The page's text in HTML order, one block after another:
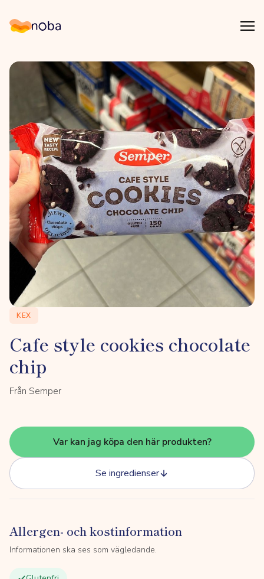
Noba
KEX
Cafe style cookies chocolate
chip
Från Semper
Var kan jag köpa den här produkten?
Se ingredienser
Allergen- och kostinformation
Informationen ska ses som vägledande.